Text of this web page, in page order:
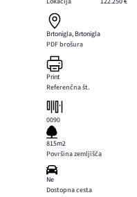
Brtonigla, Brtonigla
PDF brošura
Print
Referenčna št.
0090
815m2
Površina zemljišča
Ne
Dostopna cesta